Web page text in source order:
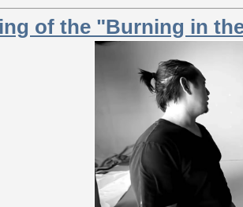
of the "Burning in